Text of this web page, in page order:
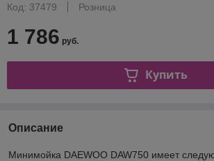
Код: 37479
Розница
1 786 руб.
Купить
Описание
Минимойка DAEWOO DAW750 имеет